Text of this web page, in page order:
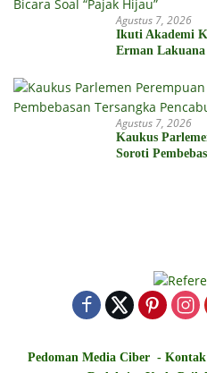
Agustus 7, 2026
Ikuti Akademi
Erman
Agustus 7, 2026
Kaukus
Soroti
Pedoman Media Ciber Kontak